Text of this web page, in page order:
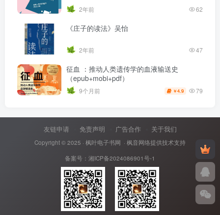
2年前 62
《庄子的读法》吴怡
2年前 47
征血 ：推动人类遗传学的血液输送史
（epub+mobi+pdf）
9个月前 ￥4.9 79
友链申请 免责声明 广告合作 关于我们
Copyright © 2025 · 枫叶电子书网 · 枫音网络提供技术支持
备案号： 湘ICP备2024086901号-1